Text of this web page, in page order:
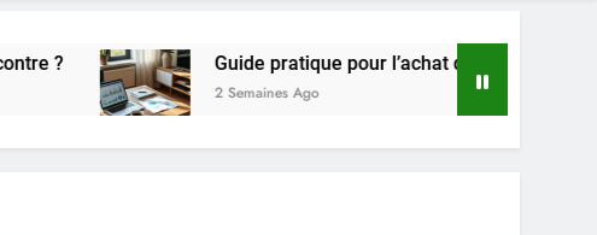
Guide pratique pour l’achat de LMNP d’occasion
2 Semaines Ago